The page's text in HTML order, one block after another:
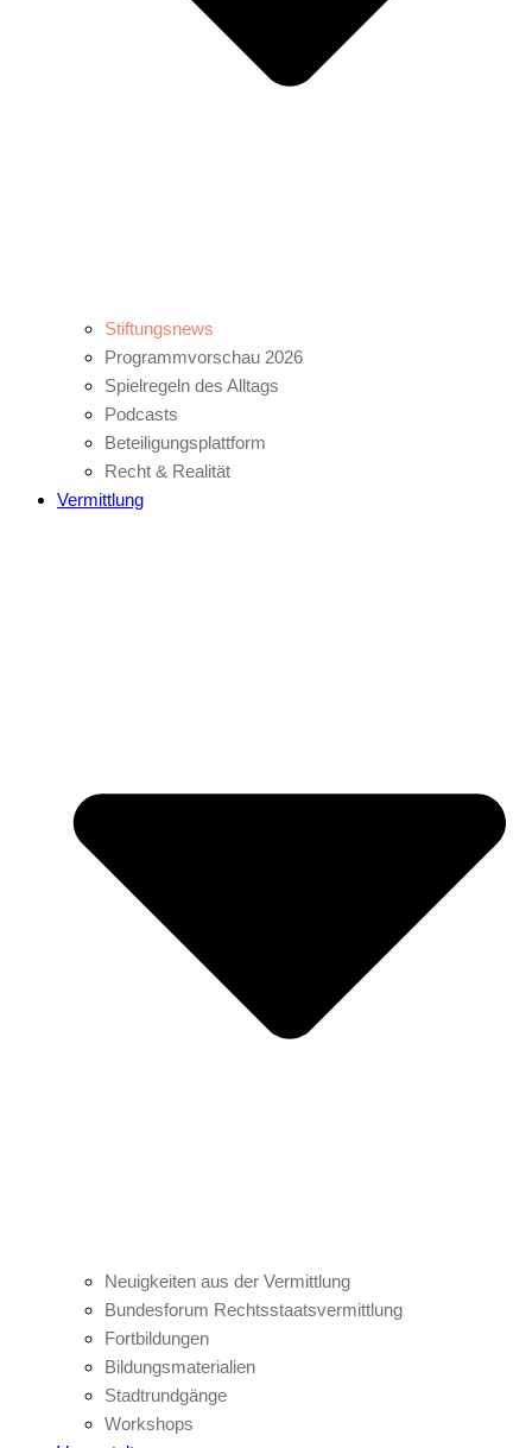
Stiftungsnews
Programmvorschau 2026
Spielregeln des Alltags
Podcasts
Beteiligungsplattform
Recht & Realität
Vermittlung
Neuigkeiten aus der Vermittlung
Bundesforum Rechtsstaatsvermittlung
Fortbildungen
Bildungsmaterialien
Stadtrundgänge
Workshops